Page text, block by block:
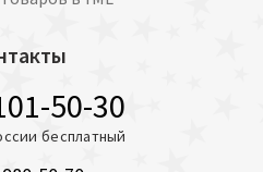
50-30
бесплатный